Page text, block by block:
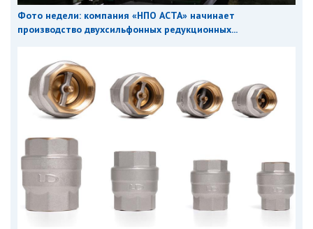
Фото недели: компания «НПО АСТА» начинает
производство двухсильфонных редукционных...